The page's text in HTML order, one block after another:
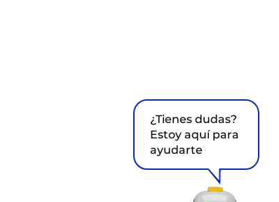
¿Tienes dudas?
Estoy aquí para
ayudarte